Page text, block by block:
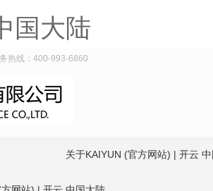
国大陆
热线：400-993-6860
关于KAIYUN (官方网站) | 开云